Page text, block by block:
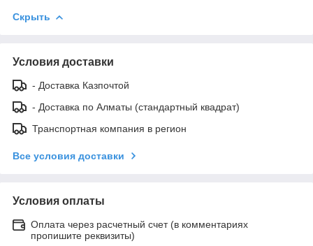
Скрыть
Условия доставки
- Доставка Казпочтой
- Доставка по Алматы (стандартный квадрат)
Транспортная компания в регион
Все условия доставки
Условия оплаты
Оплата через расчетный счет (в комментариях
пропишите реквизиты)